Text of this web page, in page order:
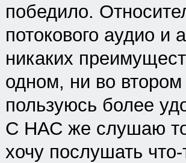
победило.
потокового аудио
никаких
одном, ни во
пользуюсь более
С НАС же слушаю
хочу послушать